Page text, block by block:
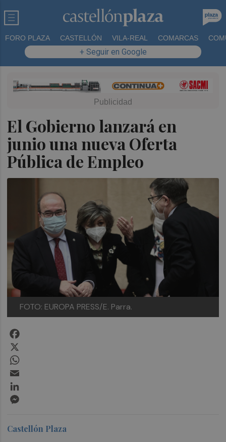
FORO PLAZA CASTELLÓN VILA-REAL COMARCAS
+ Seguir en Google
El Gobierno lanzará en
junio una nueva Oferta
Pública de Empleo
FOTO: EUROPA PRESS/E. Parra.
Castellón Plaza